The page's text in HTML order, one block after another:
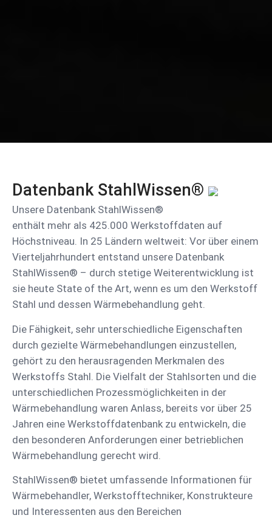
Datenbank StahlWissen®
Unsere Datenbank StahlWissen®
enthält mehr als 425.000 Werkstoffdaten auf
Höchstniveau. In 25 Ländern weltweit: Vor über einem
Vierteljahrhundert entstand unsere Datenbank
StahlWissen® – durch stetige Weiterentwicklung ist
sie heute State of the Art, wenn es um den Werkstoff
Stahl und dessen Wärmebehandlung geht.
Die Fähigkeit, sehr unterschiedliche Eigenschaften
durch gezielte Wärmebehandlungen einzustellen,
gehört zu den herausragenden Merkmalen des
Werkstoffs Stahl. Die Vielfalt der Stahlsorten und die
unterschiedlichen Prozessmöglichkeiten in der
Wärmebehandlung waren Anlass, bereits vor über 25
Jahren eine Werkstoffdatenbank zu entwickeln, die
den besonderen Anforderungen einer betrieblichen
Wärmebehandlung gerecht wird.
StahlWissen® bietet umfassende Informationen für
Wärmebehandler, Werkstofftechniker, Konstrukteure
und Interessenten aus den Bereichen